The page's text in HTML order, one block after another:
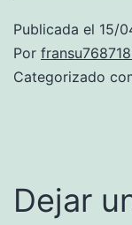
Publicada el 15/
Por
Categorizado
Dejar